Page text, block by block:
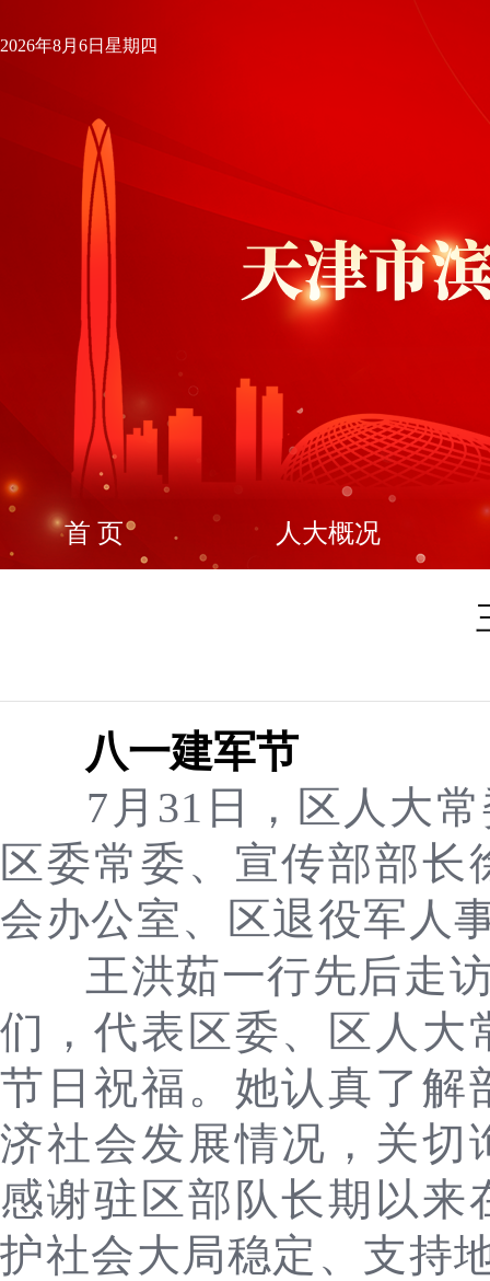
2026年8月6日星期四
首 页 人大概况
八一建军节
7月31日，区人大
区委常委、宣传部部
会办公室、区退役军人
王洪茹一行先后走
们，代表区委、区人大
节日祝福。她认真了解
济社会发展情况，关切
感谢驻区部队长期以
护社会大局稳定、支持